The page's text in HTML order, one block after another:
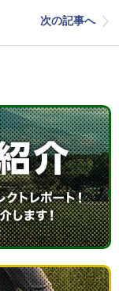
次の記事へ